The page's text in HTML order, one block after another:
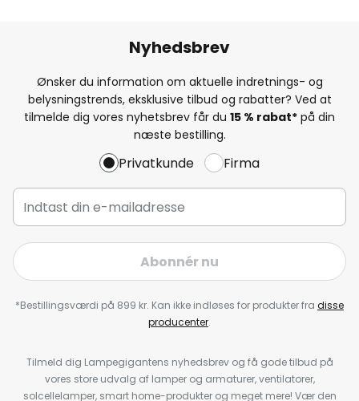
Nyhedsbrev
Ønsker du information om aktuelle indretnings- og
belysningstrends, eksklusive tilbud og rabatter? Ved at
tilmelde dig vores nyhetsbrev får du 15 % rabat* på din
næste bestilling.
Privatkunde Firma
Abonnér nu
*Bestillingsværdi på 899 kr. Kan ikke indløses for produkter fra disse
producenter.
Tilmeld dig Lampegigantens nyhedsbrev og få gode tilbud på
vores store udvalg af lamper og armaturer, ventilatorer,
solcellelamper, smart home-produkter og meget mere! Vær den